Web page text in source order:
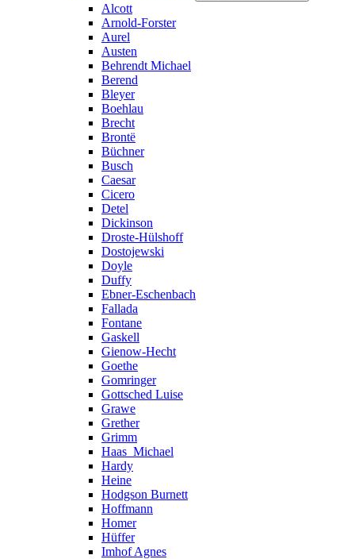
Alcott
Arnold-Forster
Aurel
Austen
Behrendt Michael
Berend
Bleyer
Boehlau
Brecht
Brontë
Büchner
Busch
Caesar
Cicero
Detel
Dickinson
Droste-Hülshoff
Dostojewski
Doyle
Duffy
Ebner-Eschenbach
Fallada
Fontane
Gaskell
Gienow-Hecht
Goethe
Gomringer
Gottsched Luise
Grawe
Grether
Grimm
Haas_Michael
Hardy
Heine
Hodgson Burnett
Hoffmann
Homer
Hüffer
Imhof Agnes